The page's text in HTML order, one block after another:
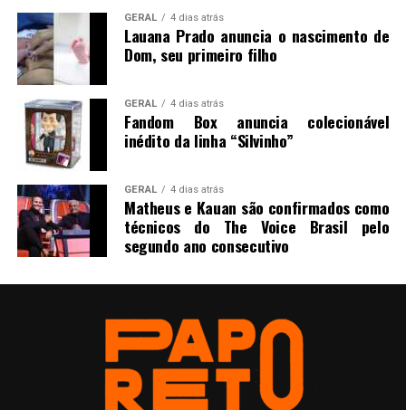
GERAL 4 dias atrás
Lauana Prado anuncia o nascimento de
Dom, seu primeiro filho
GERAL 4 dias atrás
Fandom Box anuncia colecionável
inédito da linha “Silvinho”
GERAL 4 dias atrás
Matheus e Kauan são confirmados como
técnicos do The Voice Brasil pelo
segundo ano consecutivo